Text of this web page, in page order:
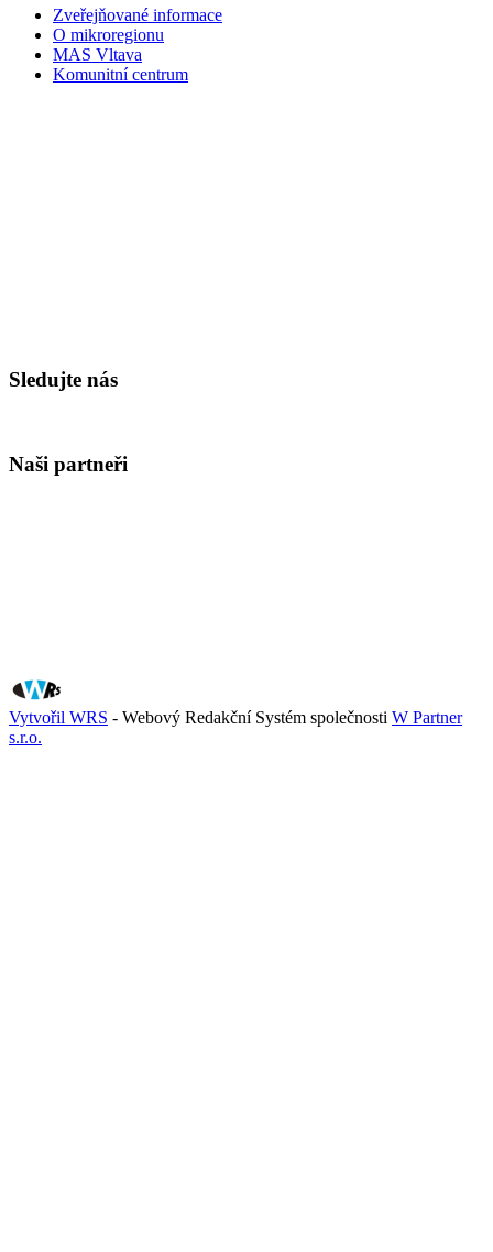
Zveřejňované informace
O mikroregionu
MAS Vltava
Komunitní centrum
Sledujte nás
Naši partneři
Vytvořil WRS - Webový Redakční Systém společnosti W Partner
s.r.o.